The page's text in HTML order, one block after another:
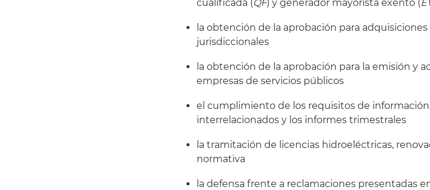
cualificada (QF) y generador mayorista exento (
la obtención de la aprobación para
jurisdiccionales
la obtención de la aprobación para la emisión y
empresas de servicios públicos
el cumplimiento de los requisitos de
interrelacionados y los informes trimestrales
la tramitación de licencias hidroeléctricas,
normativa
la defensa frente a reclamaciones presentadas